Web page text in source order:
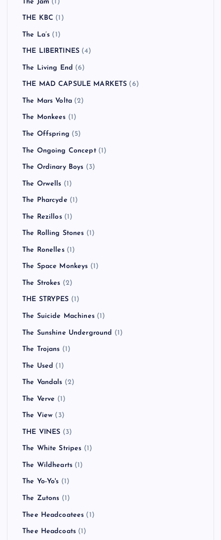
The Jam (1)
THE KBC (1)
The La’s (1)
THE LIBERTINES (4)
The Living End (6)
THE MAD CAPSULE MARKETS (6)
The Mars Volta (2)
The Monkees (1)
The Offspring (5)
The Ongoing Concept(1)
The Ordinary Boys (3)
The Orwells (1)
The Pharcyde (1)
The Rezillos(1)
The Rolling Stones (1)
The Ronelles(1)
The Space Monkeys (1)
The Strokes (2)
THE STRYPES (1)
The Suicide Machines(1)
The Sunshine Underground (1)
The Trojans (1)
The Used (1)
The Vandals (2)
The Verve (1)
The View (3)
THE VINES (3)
The White Stripes (1)
The Wildhearts (1)
The Yo-Yo's (1)
The Zutons (1)
Thee Headcoatees (1)
Thee Headcoats (1)